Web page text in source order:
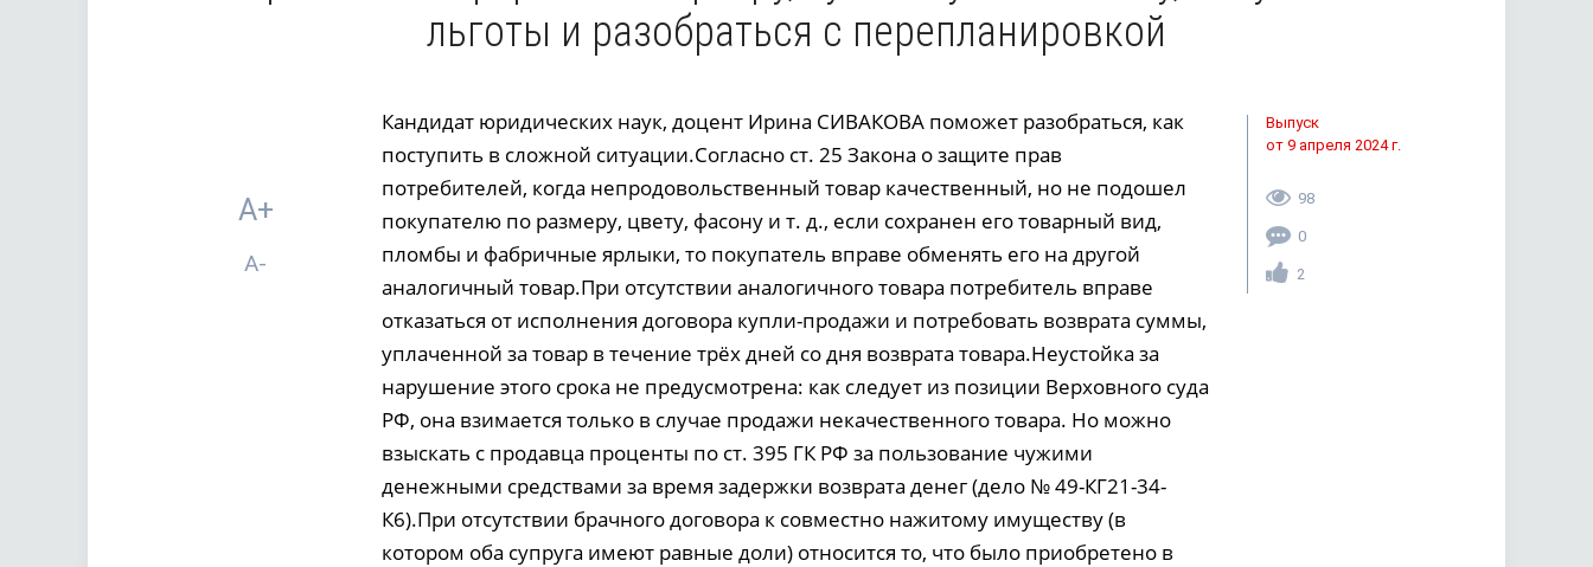
льготы и разобраться с перепланировкой
A+
A-
Кандидат юридических наук, доцент Ирина СИВАКОВА поможет разобраться, как
поступить в сложной ситуации.Согласно ст. 25 Закона о защите прав
потребителей, когда непродовольственный товар качественный, но не подошел
покупателю по размеру, цвету, фасону и т. д., если сохранен его товарный вид,
пломбы и фабричные ярлыки, то покупатель вправе обменять его на другой
аналогичный товар.При отсутствии аналогичного товара потребитель вправе
отказаться от исполнения договора купли-продажи и потребовать возврата суммы,
уплаченной за товар в течение трёх дней со дня возврата товара.Неустойка за
нарушение этого срока не предусмотрена: как следует из позиции Верховного суда
РФ, она взимается только в случае продажи некачественного товара. Но можно
взыскать с продавца проценты по ст. 395 ГК РФ за пользование чужими
денежными средствами за время задержки возврата денег (дело № 49-КГ21-34-
К6).При отсутствии брачного договора к совместно нажитому имуществу (в
котором оба супруга имеют равные доли) относится то, что было приобретено в
Выпуск
от 9 апреля 2024 г.
98
0
2